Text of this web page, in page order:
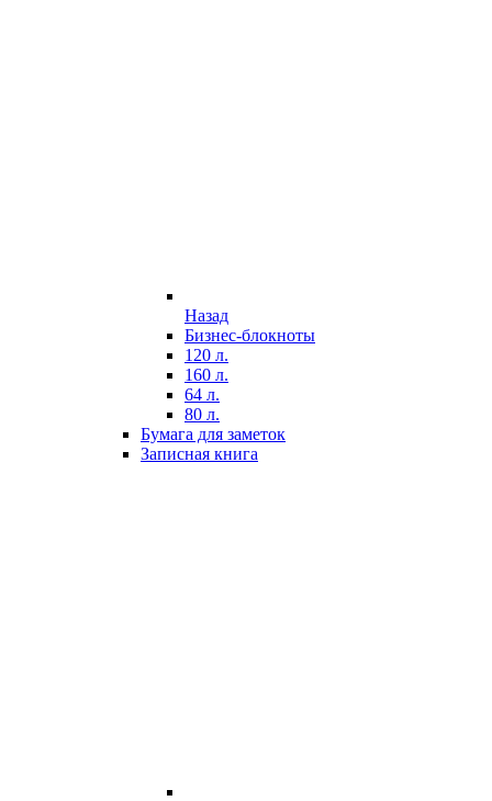
Назад
Бизнес-блокноты
120 л.
160 л.
64 л.
80 л.
Бумага для заметок
Записная книга